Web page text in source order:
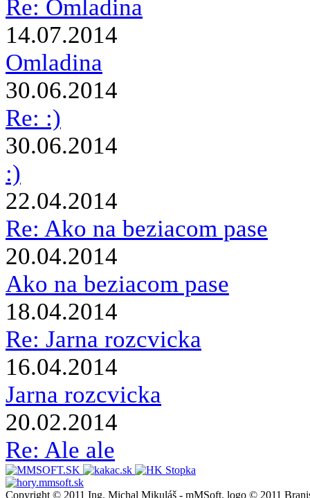
Re: Omladina
14.07.2014
Omladina
30.06.2014
Re: :)
30.06.2014
:)
22.04.2014
Re: Ako na beziacom pase
20.04.2014
Ako na beziacom pase
18.04.2014
Re: Jarna rozcvicka
16.04.2014
Jarna rozcvicka
20.02.2014
Re: Ale ale
Copyright © 2011 Ing. Michal Mikuláš - mMSoft, logo © 2011